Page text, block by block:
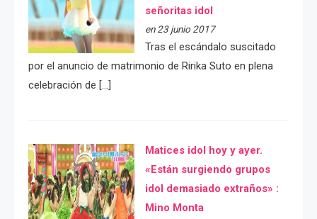
señoritas idol
en 23 junio 2017
Tras el escándalo suscitado
por el anuncio de matrimonio de Ririka Suto en plena
celebración de […]
Matices idol hoy y ayer.
«Están surgiendo grupos
idol demasiado extraños» :
Mino Monta